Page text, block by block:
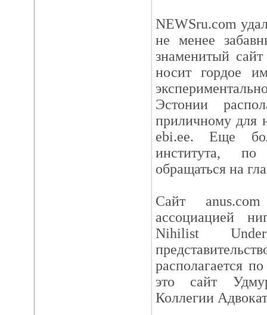
NEWSru.com
не менее
знаменитый сайт
носит гордое
Эстонии
приличному для
ebi.ee. Еще
института, по
обращаться на
Сайт
ассоциацией
Nihilist
располагается
это сайт
Коллегии